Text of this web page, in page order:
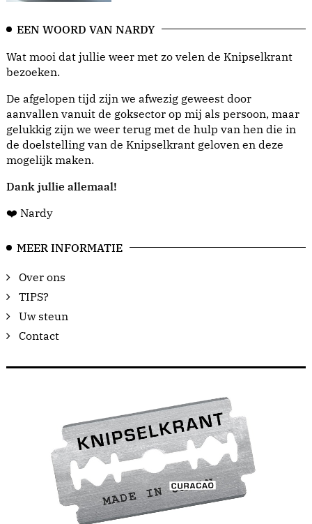
EEN WOORD VAN NARDY
Wat mooi dat jullie weer met zo velen de Knipselkrant
bezoeken.
De afgelopen tijd zijn we afwezig geweest door
aanvallen vanuit de goksector op mij als persoon, maar
gelukkig zijn we weer terug met de hulp van hen die in
de doelstelling van de Knipselkrant geloven en deze
mogelijk maken.
Dank jullie allemaal!
❤️ Nardy
MEER INFORMATIE
Over ons
TIPS?
Uw steun
Contact